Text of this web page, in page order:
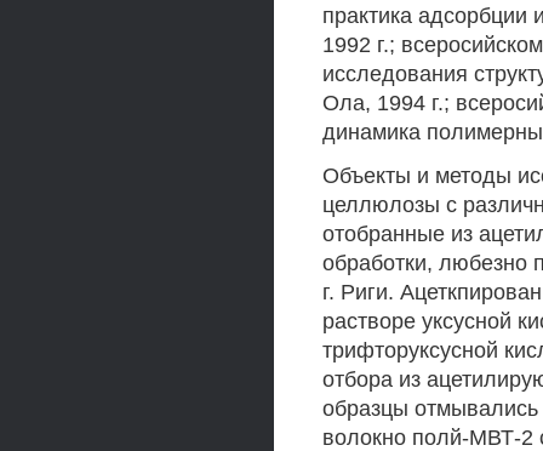
практика
1992 г.;
исследования
Ола, 1994 г.;
динамика
Объекты и методы
целлюлозы с
отобранные из
обработки, любезно
г. Риги.
растворе уксусной
трифторуксусной
отбора из
образцы
волокно полй-МВТ-2